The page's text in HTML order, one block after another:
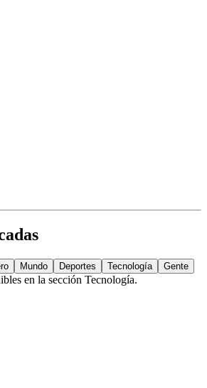
Mundo Deportes Tecnología Gente
en la sección Tecnología.